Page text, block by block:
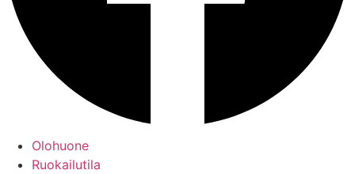
Olohuone
Ruokailutila